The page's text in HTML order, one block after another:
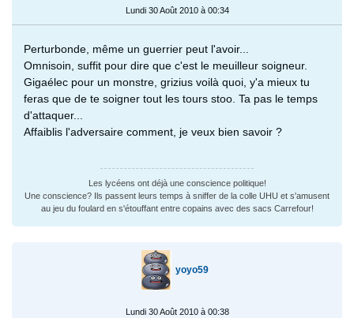
Lundi 30 Août 2010 à 00:34
Perturbonde, même un guerrier peut l'avoir...
Omnisoin, suffit pour dire que c'est le meuilleur soigneur.
Gigaélec pour un monstre, grizius voilà quoi, y'a mieux tu
feras que de te soigner tout les tours stoo. Ta pas le temps
d'attaquer...
Affaiblis l'adversaire comment, je veux bien savoir ?
Les lycéens ont déjà une conscience politique!
Une conscience? Ils passent leurs temps à sniffer de la colle UHU et s'amusent
au jeu du foulard en s'étouffant entre copains avec des sacs Carrefour!
yoyo59
Lundi 30 Août 2010 à 00:38